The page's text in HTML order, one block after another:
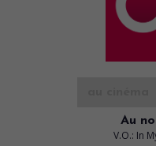
Au
V.O.: In